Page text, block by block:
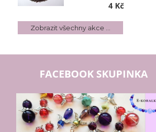
4 Kč
Zobrazit všechny akce ...
FACEBOOK SKUPINKA